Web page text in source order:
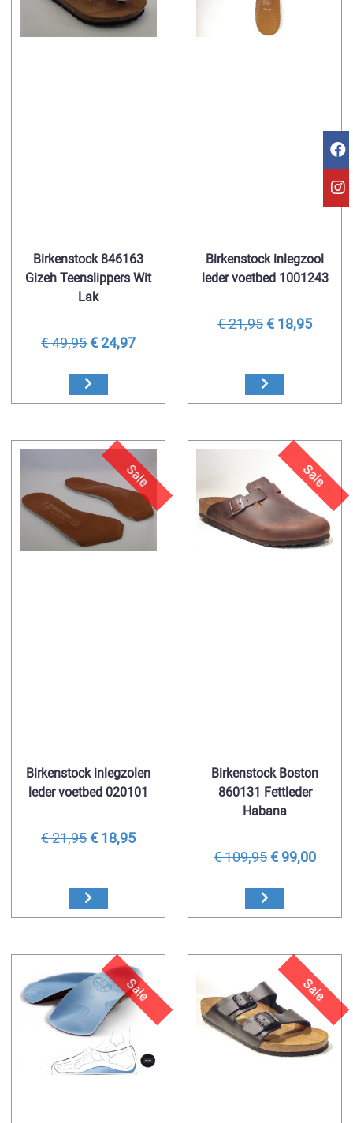
Birkenstock 846163
Gizeh Teenslippers Wit
Lak
€ 49,95€ 24,97
Birkenstock inlegzool
leder voetbed 1001243
€ 21,95€ 18,95
Sale
Birkenstock inlegzolen
leder voetbed 020101
€ 21,95€ 18,95
Sale
Birkenstock Boston
860131 Fettleder
Habana
€ 109,95€ 99,00
Sale Sale